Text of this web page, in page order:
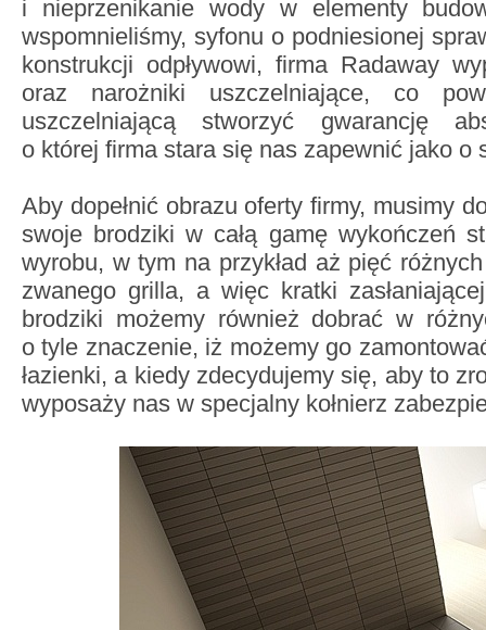
i nieprzenikanie wody w elementy
wspomnieliśmy, syfonu o podniesionej
konstrukcji odpływowi, firma Radaway
oraz narożniki uszczelniające, co
uszczelniającą stworzyć gwarancję
o której firma stara się nas zapewnić jako o
Aby dopełnić obrazu oferty firmy, musimy
swoje brodziki w całą gamę wykończeń
wyrobu, w tym na przykład aż pięć
zwanego grilla, a więc kratki
brodziki możemy również dobrać w
o tyle znaczenie, iż możemy go
łazienki, a kiedy zdecydujemy się, aby to
wyposaży nas w specjalny kołnierz